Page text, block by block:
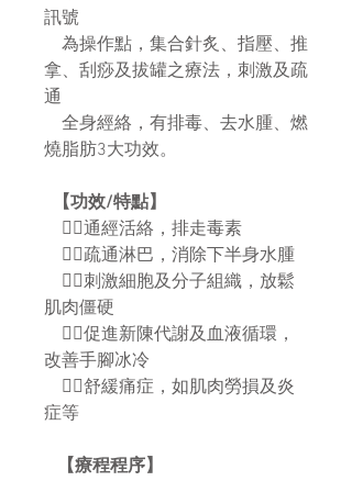
訊號
為操作點，集合針炙、指壓、推
拿、刮痧及拔罐之療法，刺激及疏
通
全身經絡，有排毒、去水腫、燃
燒脂肪3大功效。
【功效/特點】
👯‍♀通經活絡，排走毒素
👯‍♀疏通淋巴，消除下半身水腫
👯‍♀刺激細胞及分子組織，放鬆
肌肉僵硬
👯‍♀促進新陳代謝及血液循環，
改善手腳冰冷
👯‍♀舒緩痛症，如肌肉勞損及炎
症等
【療程程序】